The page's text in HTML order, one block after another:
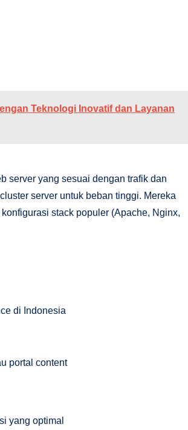
Teknologi Inovatif dan Layanan
server yang sesuai dengan trafik dan
server untuk beban tinggi. Mereka
stack populer (Apache, Nginx,
di Indonesia
portal content
yang optimal